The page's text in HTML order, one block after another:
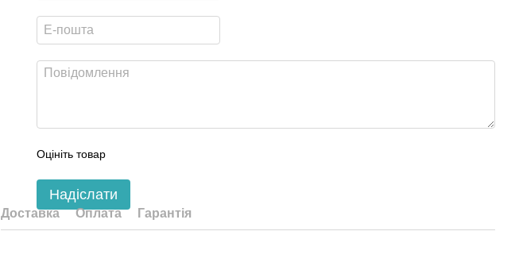
Оцініть товар
Надіслати
Доставка Оплата Гарантія